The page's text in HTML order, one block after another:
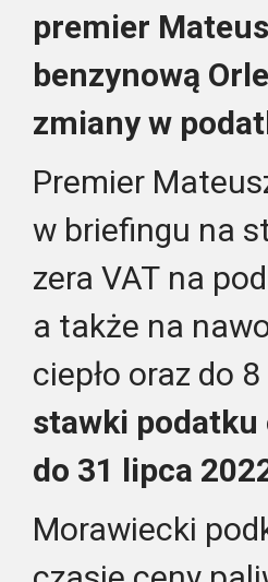
premier
benzynową
zmiany w
Premier
w briefingu na
zera VAT na
a także na
ciepło oraz do
stawki podatku
do 31 lipca
Morawiecki